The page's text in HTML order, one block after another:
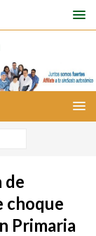
de
choque
Primaria